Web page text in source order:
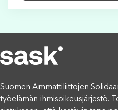
Suomen Ammattiliittojen
työelämän ihmisoikeusjärjestö.